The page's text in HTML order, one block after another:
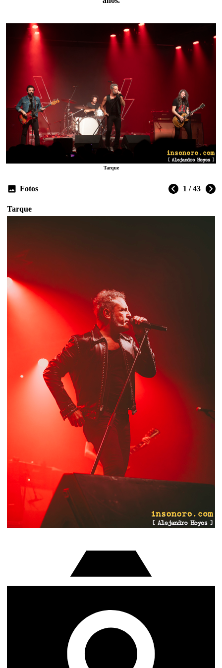
Tarque
Fotos 1 / 43
Tarque